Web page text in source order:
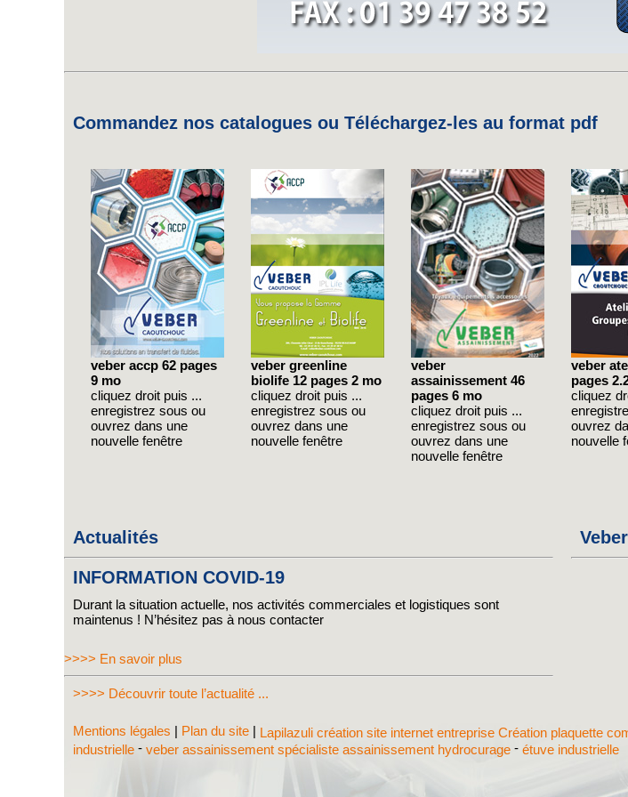
Commandez nos catalogues ou Téléchargez-les au format pdf
veber accp 62 pages
9 mo
cliquez droit puis ...
enregistrez sous ou
ouvrez dans une
nouvelle fenêtre
veber greenline
biolife 12 pages 2 mo
cliquez droit puis ...
enregistrez sous ou
ouvrez dans une
nouvelle fenêtre
veber
assainissement 46
pages 6 mo
cliquez droit puis ...
enregistrez sous ou
ouvrez dans une
nouvelle fenêtre
veber
pages
cliquez
ouvrez
nouvelle
Actualités
INFORMATION COVID-19
Durant la situation actuelle, nos activités commerciales et logistiques sont
maintenus ! N’hésitez pas à nous contacter
>>>> En savoir plus
>>>> Découvrir toute l’actualité ...
Mentions légales | Plan du site | Lapilazuli création site internet entreprise Création plaquette
industrielle - veber assainissement spécialiste assainissement hydrocurage - étuve industrielle